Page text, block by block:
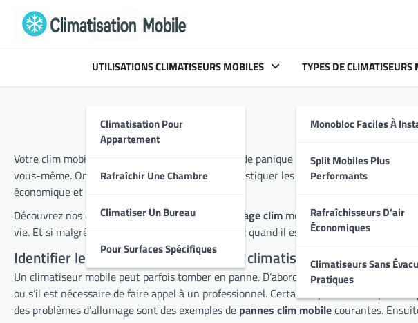
content
UTILISATIONS CLIMATISEURS MOBILES
Climatisation Pour
Appartement
Rafraîchir Une Chambre
Climatiser Un Bureau
Pour Surfaces Spécifiques
TYPES DE CLIMATISEURS
Monobloc Faciles À
Split Mobiles Plus
Performants
Rafraîchisseurs D’air
Économiques
Climatiseurs Sans
Pratiques
Votre clim mobile refuse de vous rafraîchir ? Pas de panique ! Avant d’appeler un réparateur, il existe des solutions simples pour identifier la source du problème et potentiellement le résoudre
vous-même. On vous guide pas à pas pour diagnostiquer les pannes les plus fréquentes, du simple problème électrique au tuyau d’évacuation bouché. Réparer sa clim soi-même, c’est
économique et souvent plus rapide.
Découvrez nos conseils pratiques pour le
dépannage clim mobile et retrouvez un air frais rapidement. Apprenez à entretenir votre climatiseur
vie. Et si malgré tout le problème persiste, sachez quand il est temps de faire appel à
Identifier les pannes courantes d’une climatisation mobile
Un climatiseur mobile peut parfois tomber en panne. D’abord, il est important de savoir identifier la source du problème. Cela vous permettra de déterminer si vous pouvez le régler vous-même
ou s’il est nécessaire de faire appel à un professionnel. Certaines pannes sont plus fréquentes que d’autres. Par exemple, un manque de froid, des bruits
des problèmes d’allumage sont des exemples de pannes clim mobile